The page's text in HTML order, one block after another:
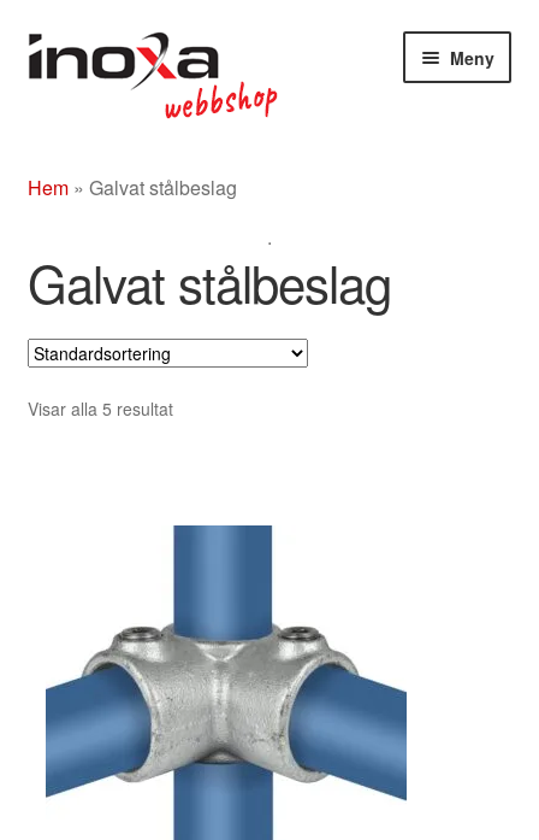
Hoppa
till
Hoppa
till
Meny
Om
Beslag rostfritt/mässing/svart
Entrétak
Glasdörrar
Kompletta ledstänger
Hem» Galvat stålbeslag
Galvat stålbeslag
Visar alla 5 resultat
.